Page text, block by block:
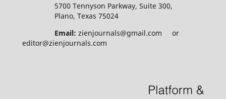
5700 Tennyson Parkway, Suite 300,
Plano, Texas 75024
Email: zienjournals@gmail.com or
editor@zienjournals.com